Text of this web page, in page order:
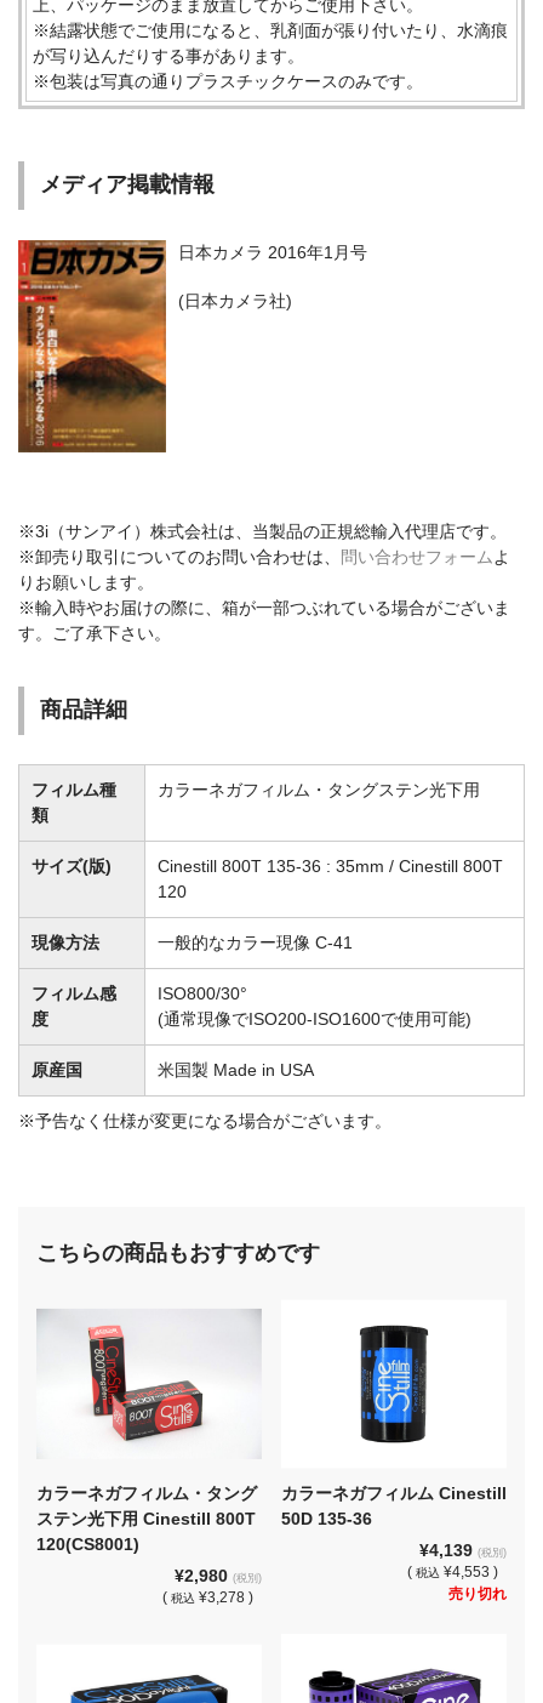
上、パッケージのまま放置してからご使用下さい。
※結露状態でご使用になると、乳剤面が張り付いたり、水滴痕
が写り込んだりする事があります。
※包装は写真の通りプラスチックケースのみです。
メディア掲載情報
日本カメラ 2016年1月号
(日本カメラ社)
※3i（サンアイ）株式会社は、当製品の正規総輸入代理店です。
※卸売り取引についてのお問い合わせは、
問い合わせフォーム よ
りお願いします。
※輸入時やお届けの際に、箱が一部つぶれている場合がございま
す。ご了承下さい。
商品詳細
フィルム種
類
カラーネガフィルム・タングステン光下用
サイズ(版)
Cinestill 800T 135-36 : 35mm / Cinestill 800T
120
現像方法 一般的なカラー現像 C-41
フィルム感
度
ISO800/30°
(通常現像でISO200-ISO1600で使用可能)
原産国 米国製 Made in USA
※予告なく仕様が変更になる場合がございます。
こちらの商品もおすすめです
カラーネガフィルム・タング
ステン光下用 Cinestill 800T
120(CS8001)
¥2,980(税別)
(税込 ¥3,278 )
カラーネガフィルム Cinestill
50D 135-36
¥4,139(税別)
(税込 ¥4,553 )
売り切れ